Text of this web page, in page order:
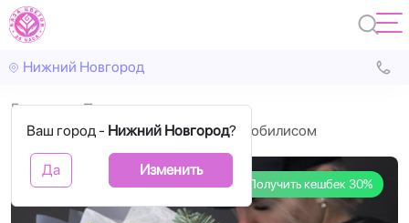
Нижний Новгород
Ваш город - Нижний Новгород?
Да Изменить
Главная
Повод
Букет с розами, лизиантусами и нобилисом
Получить кешбек 30%